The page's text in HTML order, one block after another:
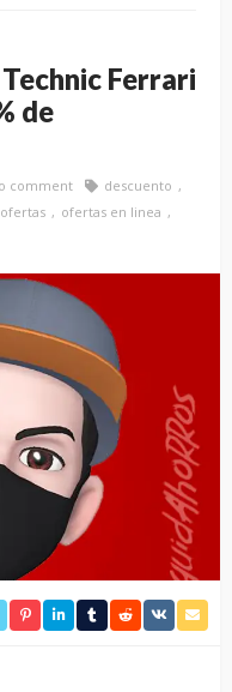
Ferrari
de
comment
descuento
ofertas
ofertas en linea